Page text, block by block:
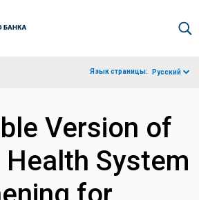
Язык страницы: Русский
Version of
Health System